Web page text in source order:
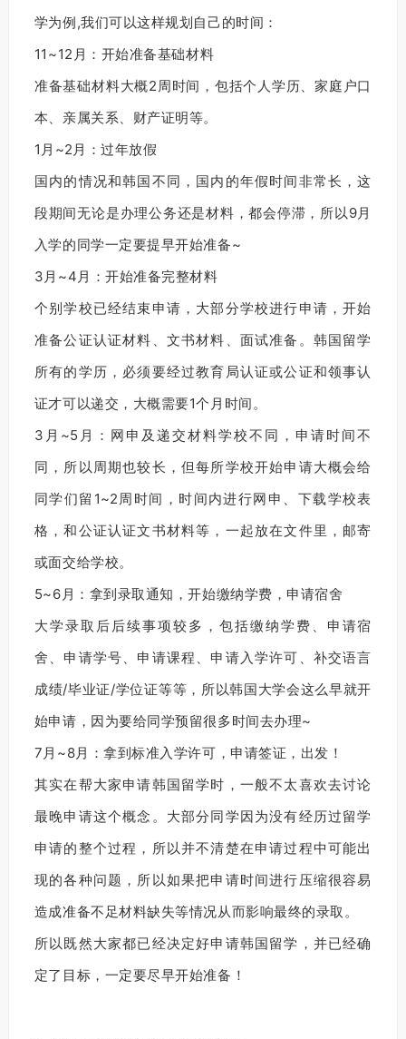
学为例,我们可以这样规划自己的时间：
11~12月：开始准备基础材料
准备基础材料大概2周时间，包括个人学历、家庭户口
本、亲属关系、财产证明等。
1月~2月：过年放假
国内的情况和韩国不同，国内的年假时间非常长，这
段期间无论是办理公务还是材料，都会停滞，所以9月
入学的同学一定要提早开始准备~
3月~4月：开始准备完整材料
个别学校已经结束申请，大部分学校进行申请，开始
准备公证认证材料、文书材料、面试准备。韩国留学
所有的学历，必须要经过教育局认证或公证和领事认
证才可以递交，大概需要1个月时间。
3月~5月：网申及递交材料学校不同，申请时间不
同，所以周期也较长，但每所学校开始申请大概会给
同学们留1~2周时间，时间内进行网申、下载学校表
格，和公证认证文书材料等，一起放在文件里，邮寄
或面交给学校。
5~6月：拿到录取通知，开始缴纳学费，申请宿舍
大学录取后后续事项较多，包括缴纳学费、申请宿
舍、申请学号、申请课程、申请入学许可、补交语言
成绩/毕业证/学位证等等，所以韩国大学会这么早就开
始申请，因为要给同学预留很多时间去办理~
7月~8月：拿到标准入学许可，申请签证，出发！
其实在帮大家申请韩国留学时，一般不太喜欢去讨论
最晚申请这个概念。大部分同学因为没有经历过留学
申请的整个过程，所以并不清楚在申请过程中可能出
现的各种问题，所以如果把申请时间进行压缩很容易
造成准备不足材料缺失等情况从而影响最终的录取。
所以既然大家都已经决定好申请韩国留学，并已经确
定了目标，一定要尽早开始准备！